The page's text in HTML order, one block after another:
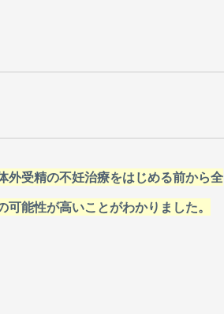
外受精の不妊治療をはじめる前から全
能性が高いことがわかりました。